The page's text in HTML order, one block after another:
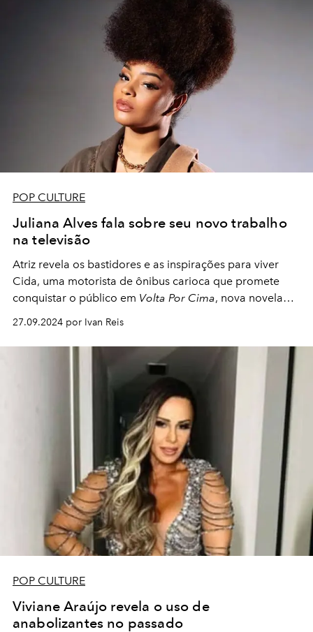
POP CULTURE
Juliana Alves fala sobre seu novo trabalho
na televisão
Atriz revela os bastidores e as inspirações para viver
Cida, uma motorista de ônibus carioca que promete
conquistar o público em Volta Por Cima, nova novela
27.09.2024 por Ivan Reis
POP CULTURE
Viviane Araújo revela o uso de
anabolizantes no passado